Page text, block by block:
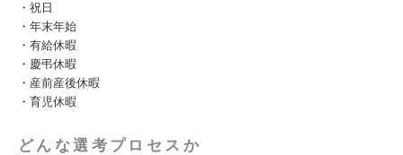
・祝日
・年末年始
・有給休暇
・慶弔休暇
・産前産後休暇
・育児休暇
どんな選考プロセスか